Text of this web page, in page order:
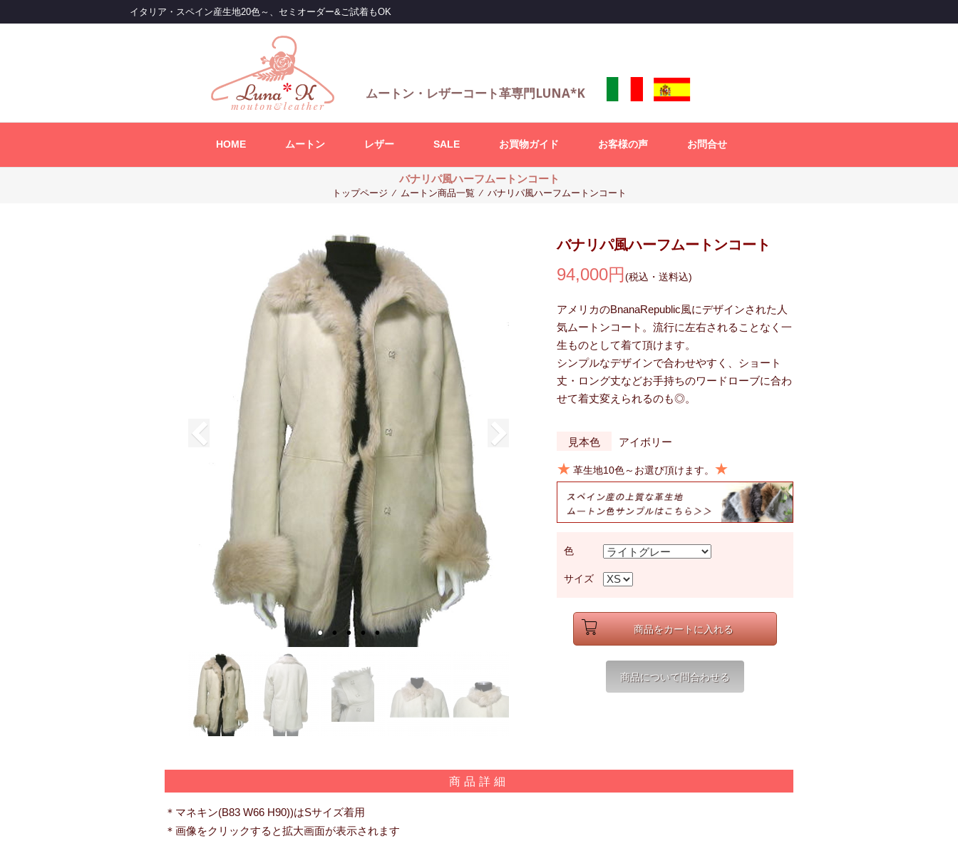
ン
キ
イタリア・スペイン産生地20色～、セミオーダー&ご試着もOK
ムートン・レザーコート革専門LUNA*K
HOME ムートン レザー SALE お買物ガイド お客様の声 お問合せ
バナリパ風ハーフムートンコート
トップページ ⁄ ムートン商品一覧 ⁄ バナリパ風ハーフムートンコート
バナリパ風ハーフムートンコート
94,000円(税込・送料込)
アメリカのBnanaRepublic風にデザインされた人
気ムートンコート。流行に左右されることなく一
生ものとして着て頂けます。
シンプルなデザインで合わせやすく、ショート
丈・ロング丈などお手持ちのワードローブに合わ
せて着丈変えられるのも◎。
見本色 アイボリー
★ 革生地10色～お選び頂けます。 ★
色
サイズ
商品詳細
＊マネキン(B83 W66 H90))はSサイズ着用
＊画像をクリックすると拡大画面が表示されます